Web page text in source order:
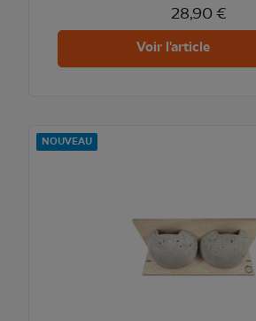
28,90 €
Voir l'article
NOUVEAU